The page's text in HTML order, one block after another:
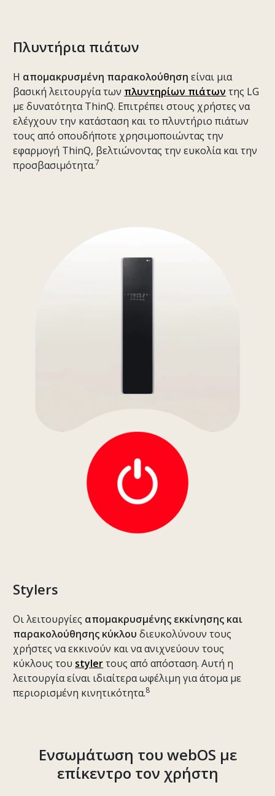
Πλυντήρια πιάτων
Η απομακρυσμένη παρακολούθηση είναι μια
βασική λειτουργία των πλυντηρίων πιάτων της LG
με δυνατότητα ThinQ. Επιτρέπει στους χρήστες να
ελέγχουν την κατάσταση και το πλυντήριο πιάτων
τους από οπουδήποτε χρησιμοποιώντας την
εφαρμογή ThinQ, βελτιώνοντας την ευκολία και την
προσβασιμότητα.7
Stylers
Οι λειτουργίες απομακρυσμένης εκκίνησης και
παρακολούθησης κύκλουδιευκολύνουν τους
χρήστες να εκκινούν και να ανιχνεύουν τους
κύκλους του stylerτους από απόσταση. Αυτή η
λειτουργία είναι ιδιαίτερα ωφέλιμη για άτομα με
περιορισμένη κινητικότητα.8
Ενσωμάτωση του webOS με
επίκεντρο τον χρήστη